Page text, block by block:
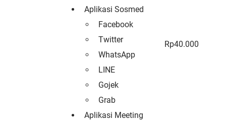
Aplikasi Sosmed
Facebook
Twitter
WhatsApp
LINE
Gojek
Grab
Aplikasi Meeting
Rp40.000